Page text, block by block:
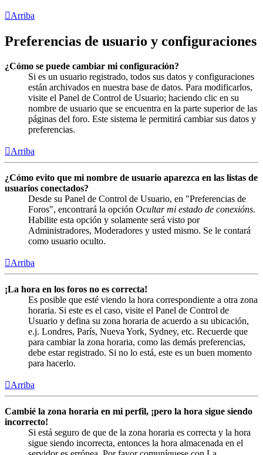
Arriba
Preferencias de usuario y configuraciones
¿Cómo se puede cambiar mi configuración?
Si es un usuario registrado, todos sus datos y configuraciones
están archivados en nuestra base de datos. Para modificarlos,
visite el Panel de Control de Usuario; haciendo clic en su
nombre de usuario que se encuentra en la parte superior de las
páginas del foro. Este sistema le permitirá cambiar sus datos y
preferencias.
Arriba
¿Cómo evito que mi nombre de usuario aparezca en las listas de
usuarios conectados?
Desde su Panel de Control de Usuario, en "Preferencias de
Foros", encontrará la opción Ocultar mi estado de conexións.
Habilite esta opción y solamente será visto por
Administradores, Moderadores y usted mismo. Se le contará
como usuario oculto.
Arriba
¡La hora en los foros no es correcta!
Es posible que esté viendo la hora correspondiente a otra zona
horaria. Si este es el caso, visite el Panel de Control de
Usuario y defina su zona horaria de acuerdo a su ubicación,
e.j. Londres, París, Nueva York, Sydney, etc. Recuerde que
para cambiar la zona horaria, como las demás preferencias,
debe estar registrado. Si no lo está, este es un buen momento
para hacerlo.
Arriba
Cambié la zona horaria en mi perfil, ¡pero la hora sigue siendo
incorrecto!
Si está seguro de que de la zona horaria es correcta y la hora
sigue siendo incorrecta, entonces la hora almacenada en el